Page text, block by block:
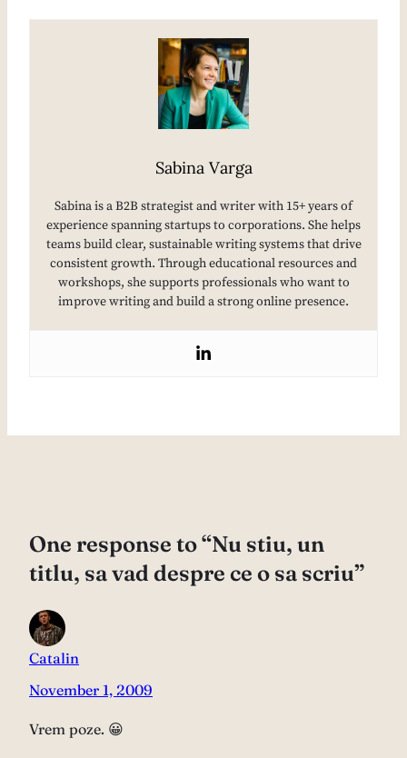
Sabina Varga
Sabina is a B2B strategist and writer with 15+ years of
experience spanning startups to corporations. She helps
teams build clear, sustainable writing systems that drive
consistent growth. Through educational resources and
workshops, she supports professionals who want to
improve writing and build a strong online presence.
One response to “Nu stiu, un
titlu, sa vad despre ce o sa scriu”
Catalin
November 1, 2009
Vrem poze. 😀